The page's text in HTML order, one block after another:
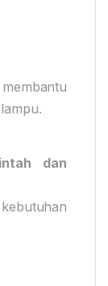
dan